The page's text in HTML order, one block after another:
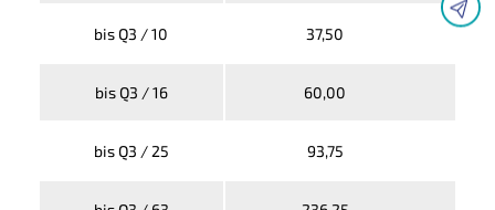
bis Q3 / 10 37,50
bis Q3 / 16 60,00
bis Q3 / 25 93,75